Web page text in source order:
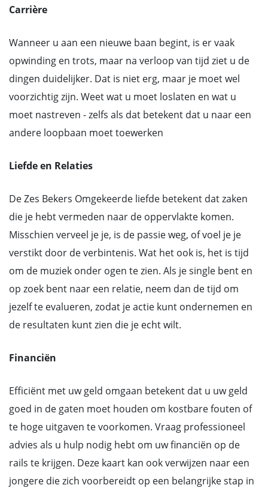
Carrière
Wanneer u aan een nieuwe baan begint, is er vaak
opwinding en trots, maar na verloop van tijd ziet u de
dingen duidelijker. Dat is niet erg, maar je moet wel
voorzichtig zijn. Weet wat u moet loslaten en wat u
moet nastreven - zelfs als dat betekent dat u naar een
andere loopbaan moet toewerken
Liefde en Relaties
De Zes Bekers Omgekeerde liefde betekent dat zaken
die je hebt vermeden naar de oppervlakte komen.
Misschien verveel je je, is de passie weg, of voel je je
verstikt door de verbintenis. Wat het ook is, het is tijd
om de muziek onder ogen te zien. Als je single bent en
op zoek bent naar een relatie, neem dan de tijd om
jezelf te evalueren, zodat je actie kunt ondernemen en
de resultaten kunt zien die je echt wilt.
Financiën
Efficiënt met uw geld omgaan betekent dat u uw geld
goed in de gaten moet houden om kostbare fouten of
te hoge uitgaven te voorkomen. Vraag professioneel
advies als u hulp nodig hebt om uw financiën op de
rails te krijgen. Deze kaart kan ook verwijzen naar een
jongere die zich voorbereidt op een belangrijke stap in